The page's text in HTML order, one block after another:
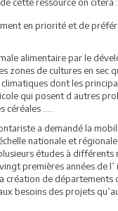
en priorité et de
alimentaire par le
zones de cultures en sec
dont les
qui posent d autres
céréales …..
a demandé la
nationale et
études à différents
premières années de l’
création de départements
besoins des projets